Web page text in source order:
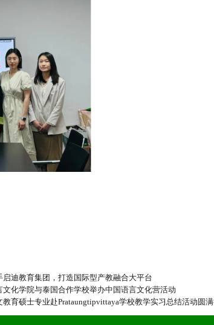
启迪教育集团，打造国际型产教融合大平台
文化学院与泰国合作学校举办中国语言文化营活动
育硕士专业赴Prataungtipvittaya学校教学实习总结活动圆